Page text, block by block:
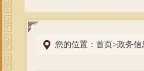
您的位置： 首页>政务信